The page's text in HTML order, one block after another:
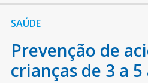
SAÚDE
Prevenção de
crianças de 3 a 5